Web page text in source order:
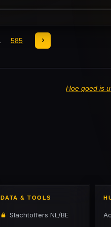
585
Hoe goed is
DATA & TOOLS
Slachtoffers NL/BE